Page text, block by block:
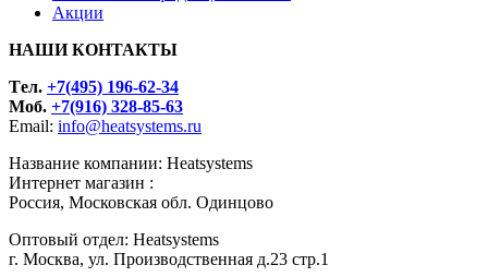
Акции
НАШИ КОНТАКТЫ
Tел. +7(495) 196-62-34
Моб. +7(916) 328-85-63
Email: info@heatsystems.ru
Название компании: Heatsystems
Интернет магазин :
Россия, Московская обл. Одинцово
Оптовый отдел: Heatsystems
г. Москва, ул. Производственная д.23 стр.1